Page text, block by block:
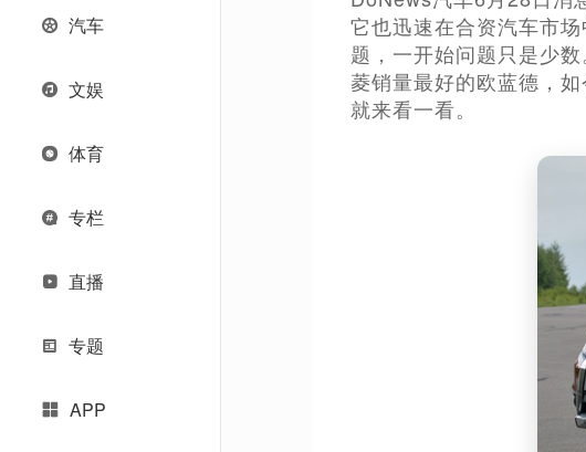
汽车
文娱
体育
专栏
直播
专题
APP
它也迅速在合资汽车市
题，一开始问题只是少
菱销量最好的欧蓝德，
就来看一看。